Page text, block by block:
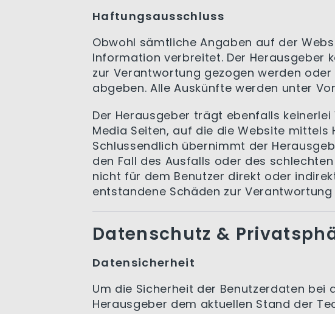
Haftungsausschluss
Obwohl sämtliche Angaben auf der
Information verbreitet. Der Herausgeber
zur Verantwortung gezogen werden
abgeben. Alle Auskünfte werden unter
Der Herausgeber trägt ebenfalls
Media Seiten, auf die die Website mittels
Schlussendlich übernimmt der
den Fall des Ausfalls oder des
nicht für dem Benutzer direkt oder
entstandene Schäden zur
Datenschutz &
Datensicherheit
Um die Sicherheit der Benutzerdaten
Herausgeber dem aktuellen Stand der